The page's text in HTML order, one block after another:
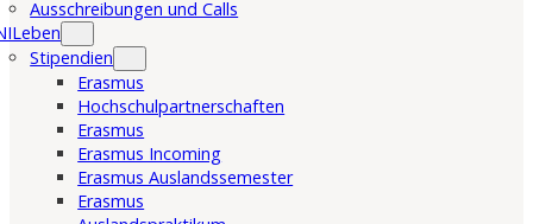
Ausschreibungen und Calls
Stipendien
Erasmus
Hochschulpartnerschaften
Erasmus
Erasmus Incoming
Erasmus Auslandssemester
Erasmus